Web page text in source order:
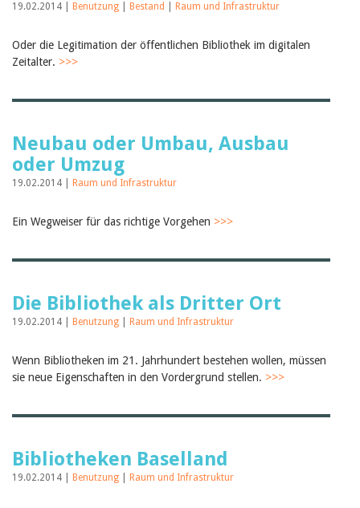
2015
2013
19.02.2014 | Benutzung Bestand Raum und Infrastruktur
Oder die Legitimation der öffentlichen Bibliothek im digitalen
Zeitalter. >>>
Neubau oder Umbau, Ausbau
oder Umzug
19.02.2014 | Raum und Infrastruktur
Ein Wegweiser für das richtige Vorgehen >>>
Die Bibliothek als Dritter Ort
19.02.2014 | Benutzung Raum und Infrastruktur
Wenn Bibliotheken im 21. Jahrhundert bestehen wollen, müssen
sie neue Eigenschaften in den Vordergrund stellen. >>>
Bibliotheken Baselland
19.02.2014 | Benutzung Raum und Infrastruktur